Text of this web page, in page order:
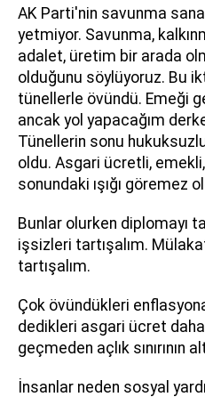
AK Parti'nin savunma
yetmiyor. Savunma,
adalet, üretim bir arada
olduğunu söylüyoruz. Bu
tünellerle övündü. Emeği
ancak yol yapacağım
Tünellerin sonu
oldu. Asgari ücretli,
sonundaki ışığı göremez
Bunlar olurken diplomayı
işsizleri tartışalım.
tartışalım.
Çok övündükleri
dedikleri asgari ücret
geçmeden açlık sınırının
İnsanlar neden sosyal